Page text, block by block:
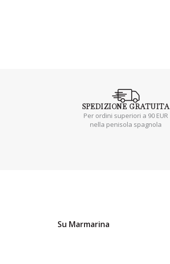
SPEDIZIONEGRATUITA
Per ordini superiori a 90 EUR
nella penisola spagnola
Su Marmarina